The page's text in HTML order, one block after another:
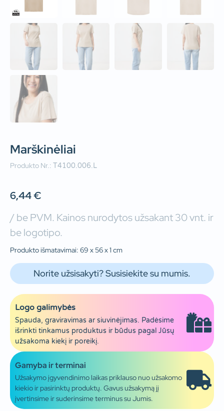
Marškinėliai
Produkto Nr.: T4100.006.L
6,44€
/ be PVM. Kainos nurodytos užsakant 30 vnt. ir
be logotipo.
Produkto išmatavimai: 69 x 56 x 1 cm
Norite užsisakyti? Susisiekite su mumis.
Logo galimybės
Spauda, graviravimas ar siuvinėjimas. Padėsime
išrinkti tinkamus produktus ir būdus pagal Jūsų
užsakoma kiekį ir poreikį.
Gamyba ir terminai
Užsakymo įgyvendinimo laikas priklauso nuo užsakomo
kiekio ir pasirinktų produktų. Gavus užsakymą jį
įvertinsime ir suderinsime terminus su Jumis.